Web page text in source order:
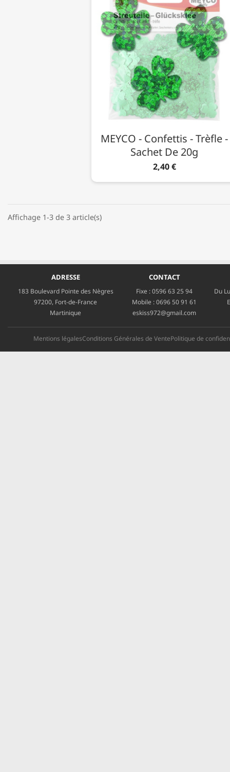
MEYCO - Confettis - Trèfle -
Sachet De 20g
2,40 €
Affichage 1-3 de 3 article(s)
ADRESSE
183 Boulevard Pointe des Nègres
97200, Fort-de-France
Martinique
CONTACT
Fixe :0596 63 25 94
Mobile :0696 50 91 61
eskiss972@gmail.com
Du
Mentions légalesConditions Générales de VentePolitique de